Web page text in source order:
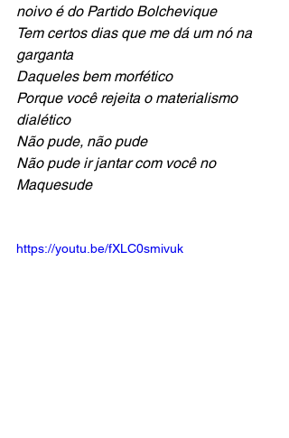
noivo é do Partido Bolchevique
Tem certos dias que me dá um nó na
garganta
Daqueles bem morfético
Porque você rejeita o materialismo
dialético
Não pude, não pude
Não pude ir jantar com você no
Maquesude
https://youtu.be/fXLC0smivuk